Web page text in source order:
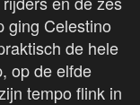
ging Celestino
de hele
op de elfde
tempo flink in